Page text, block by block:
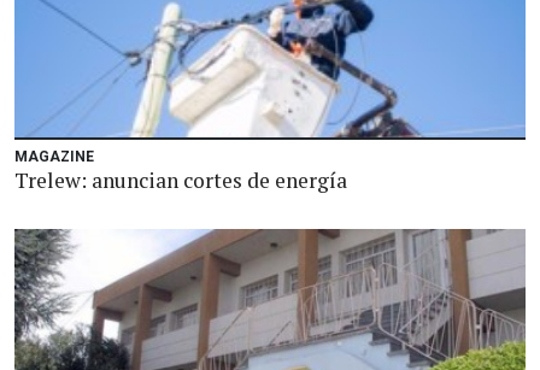
MAGAZINE
Trelew: anuncian cortes de energía